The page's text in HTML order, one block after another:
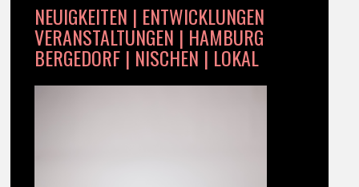
NEUIGKEITEN | ENTWICKLUNGEN
VERANSTALTUNGEN | HAMBURG
BERGEDORF | NISCHEN | LOKAL